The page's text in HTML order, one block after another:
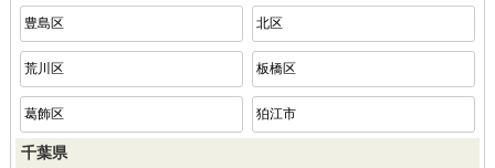
豊島区 北区
荒川区 板橋区
葛飾区 狛江市
千葉県